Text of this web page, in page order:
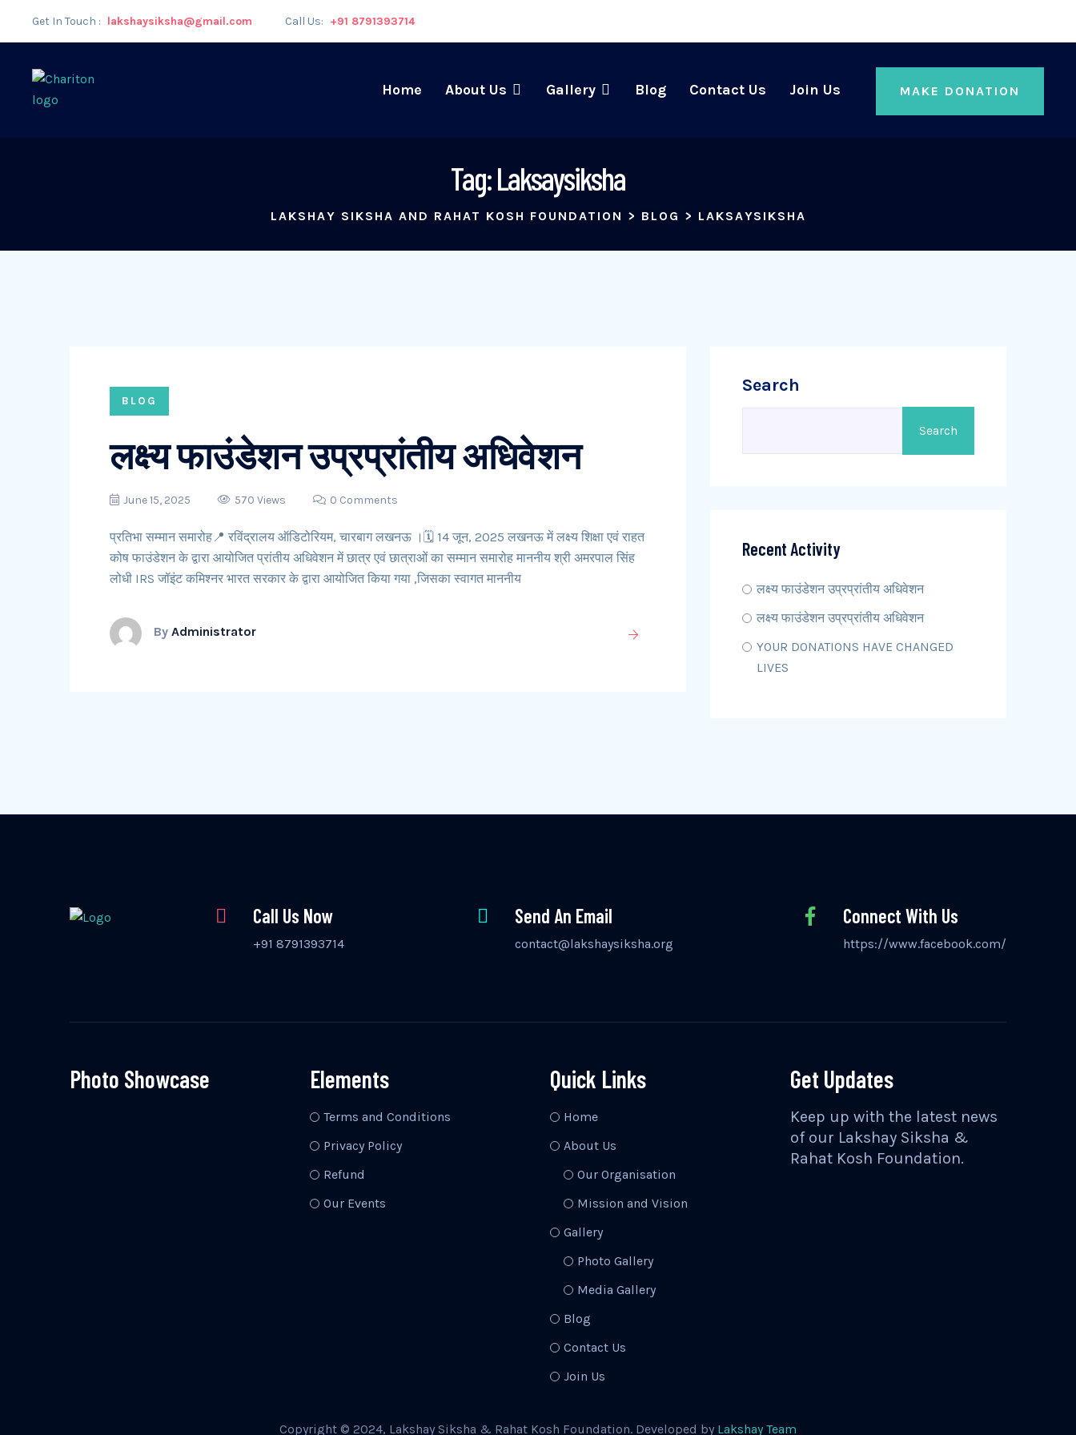
Get In Touch : lakshaysiksha@gmail.com Call Us: +91 8791393714
Home About Us Gallery Blog Contact Us Join Us MAKE DONATION
Tag:Laksaysiksha
LAKSHAY SIKSHA AND RAHAT KOSH FOUNDATION > BLOG > LAKSAYSIKSHA
BLOG
लक्ष्य फाउंडेशन उप्रप्रांतीय अधिवेशन
June 15, 2025 570 Views 0 Comments
प्रतिभा सम्मान समारोह📍 रविंद्रालय ऑडिटोरियम, चारबाग लखनऊ ।🗓️ 14 जून, 2025 लखनऊ में लक्ष्य शिक्षा एवं राहत
कोष फाउंडेशन के द्वारा आयोजित प्रांतीय अधिवेशन में छात्र एवं छात्राओं का सम्मान समारोह माननीय श्री अमरपाल सिंह
लोधी IRS जॉइंट कमिश्नर भारत सरकार के द्वारा आयोजित किया गया ,जिसका स्वागत माननीय
By Administrator
Search
Search
Recent Activity
लक्ष्य फाउंडेशन उप्रप्रांतीय अधिवेशन
लक्ष्य फाउंडेशन उप्रप्रांतीय अधिवेशन
YOUR DONATIONS HAVE CHANGED
LIVES
Call Us Now
+91 8791393714
Send An Email
contact@lakshaysiksha.org
Connect With Us
https://www.facebook.com/
Photo Showcase Elements
Terms and Conditions
Privacy Policy
Refund
Our Events
Quick Links
Home
About Us
Our Organisation
Mission and Vision
Gallery
Photo Gallery
Media Gallery
Blog
Contact Us
Join Us
Get Updates
Keep up with the latest news
of our Lakshay Siksha &
Rahat Kosh Foundation.
Copyright © 2024, Lakshay Siksha & Rahat Kosh Foundation. Developed by Lakshay Team